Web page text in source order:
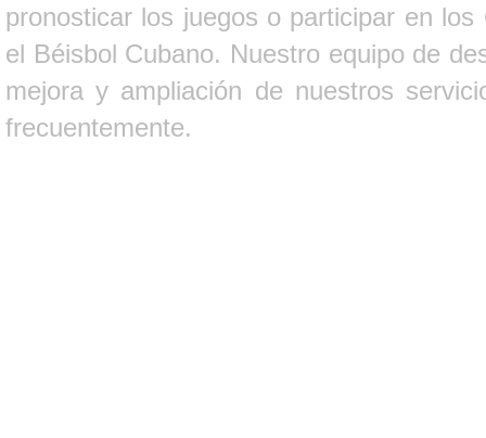
pronosticar los juegos o participar en
el Béisbol Cubano. Nuestro equipo de
mejora y ampliación de nuestros
frecuentemente.